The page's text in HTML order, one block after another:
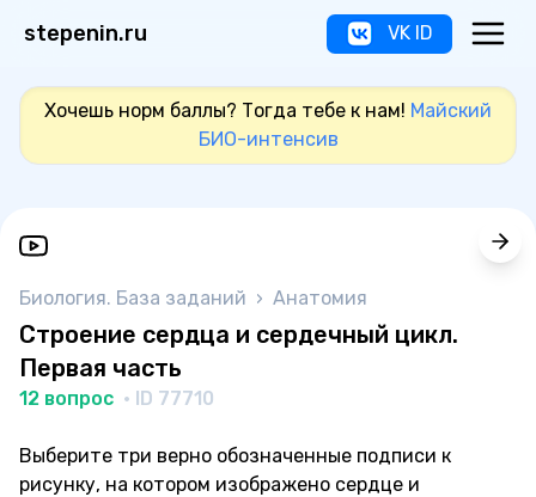
stepenin.ru VK ID
Хочешь норм баллы? Тогда тебе к нам! Майский
БИО-интенсив
Биология. База заданий › Анатомия
Строение сердца и сердечный цикл.
Первая часть
12 вопрос · ID 77710
Выберите три верно обозначенные подписи к
рисунку, на котором изображено сердце и